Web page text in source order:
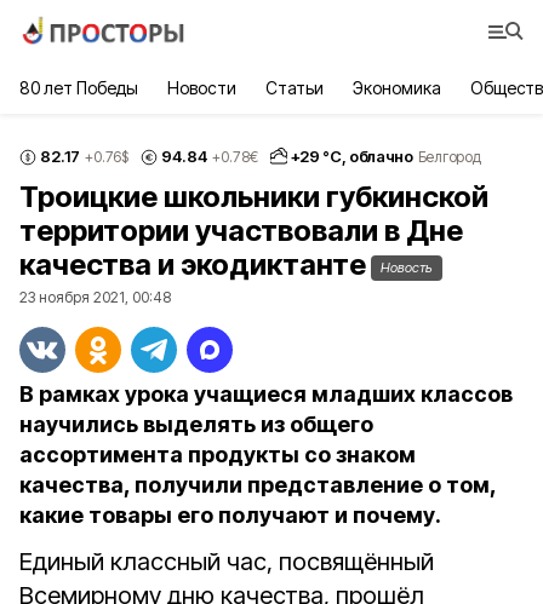
80 лет Победы Новости Статьи Экономика
82.17 +0.76$ 94.84 +0.78€ +29 °С, облачно Белгород
Троицкие школьники губкинской
территории участвовали в Дне
качества и экодиктанте
Новость
23 ноября 2021, 00:48
В рамках урока учащиеся младших классов
научились выделять из общего
ассортимента продукты со знаком
качества, получили представление о том,
какие товары его получают и почему.
Единый классный час, посвящённый
Всемирному дню качества, прошёл